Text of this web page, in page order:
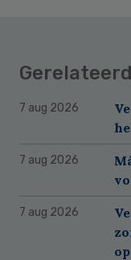
7 aug 2026
7 aug 2026
7 aug 2026
op